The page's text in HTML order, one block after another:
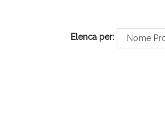
Elenca per: